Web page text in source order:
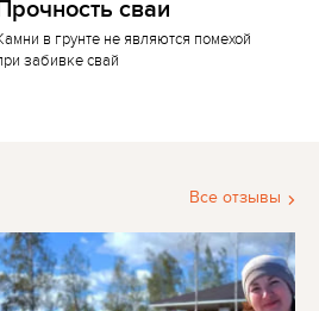
сваи
в грунте не являются помехой
забивке свай
Все отзывы